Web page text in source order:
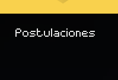
Postulaciones